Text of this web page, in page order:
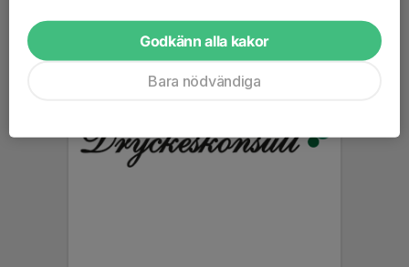
Godkänn alla kakor
Bara nödvändiga